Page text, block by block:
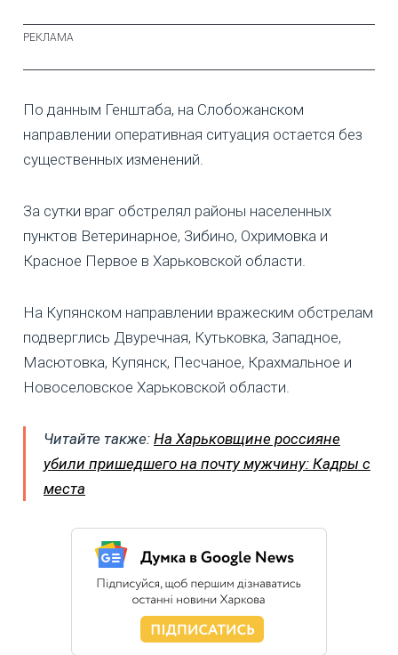
По данным Генштаба, на Слобожанском
направлении оперативная ситуация остается без
существенных изменений.
За сутки враг обстрелял районы населенных
пунктов Ветеринарное, Зибино, Охримовка и
Красное Первое в Харьковской области.
На Купянском направлении вражеским обстрелам
подверглись Двуречная, Кутьковка, Западное,
Масютовка, Купянск, Песчаное, Крахмальное и
Новоселовское Харьковской области.
Читайте также: На Харьковщине россияне
убили пришедшего на почту мужчину: Кадры с
места